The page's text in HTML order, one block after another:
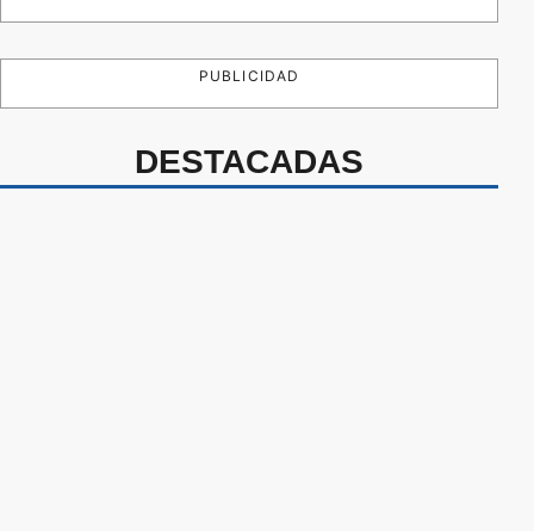
PUBLICIDAD
DESTACADAS